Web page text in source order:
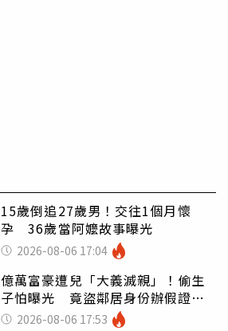
15歲倒追27歲男！交往1個月懷
孕 36歲當阿嬤故事曝光
2026-08-06 17:04
億萬富豪遭兒「大義滅親」！偷生
子怕曝光 竟盜鄰居身份辦假證落
戶 2026-08-06 17:53